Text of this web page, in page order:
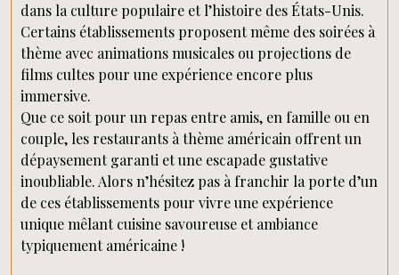
dans la culture populaire et l’histoire des États-Unis.
Certains établissements proposent même des soirées à
thème avec animations musicales ou projections de
films cultes pour une expérience encore plus
immersive.
Que ce soit pour un repas entre amis, en famille ou en
couple, les restaurants à thème américain offrent un
dépaysement garanti et une escapade gustative
inoubliable. Alors n’hésitez pas à franchir la porte d’un
de ces établissements pour vivre une expérience
unique mêlant cuisine savoureuse et ambiance
typiquement américaine !